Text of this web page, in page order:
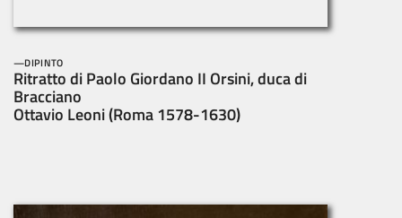
DIPINTO
Ritratto di Paolo Giordano II Orsini, duca di
Bracciano
Ottavio Leoni (Roma 1578-1630)